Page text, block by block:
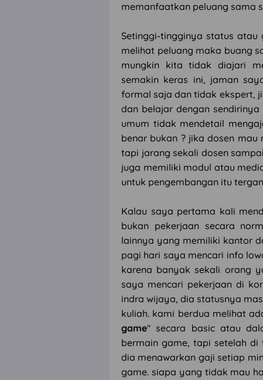
memanfaatkan peluang sama
Setinggi-tingginya status
melihat peluang maka buang
mungkin kita tidak diajari
semakin keras ini, jaman
formal saja dan tidak ekspert,
dan belajar dengan
umum tidak mendetail
benar bukan ? jika dosen
tapi jarang sekali dosen
juga memiliki modul atau
untuk pengembangan itu
Kalau saya pertama kali
bukan pekerjaan secara
lainnya yang memiliki kantor
pagi hari saya mencari info
karena banyak sekali orang
saya mencari pekerjaan di
indra wijaya, dia statusnya
kuliah. kami berdua melihat
game" secara basic atau
bermain game, tapi setelah
dia menawarkan gaji setiap
game. siapa yang tidak mau